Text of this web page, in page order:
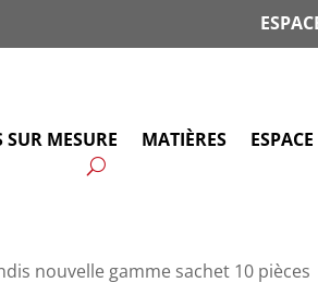
SUR MESURE MATIÈRES
nouvelle gamme sachet 10 pièces